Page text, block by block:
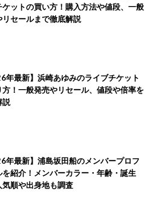
ケットの買い方！購入方法や値段、一般
リセールまで徹底解説
年最新】浜崎あゆみのライブチケット
方！一般発売やリセール、値段や倍率を
説
年最新】浦島坂田船のメンバープロフ
を紹介！メンバーカラー・年齢・誕生
気順や出身地も調査